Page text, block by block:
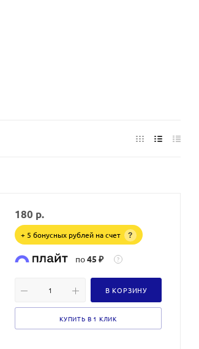
180 р.
+ 5 бонусных рублей на счет ?
по45 ₽ ?
В КОРЗИНУ
КУПИТЬ В 1 КЛИК